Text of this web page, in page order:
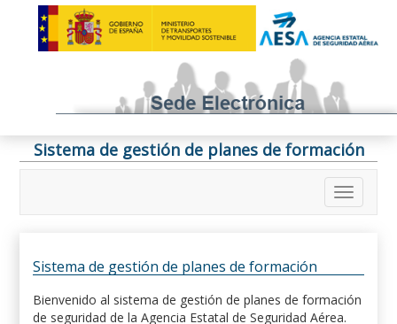
Sistema de gestión de planes de formación
Sistema de gestión de planes de formación
Bienvenido al sistema de gestión de planes de formación
de seguridad de la Agencia Estatal de Seguridad Aérea.